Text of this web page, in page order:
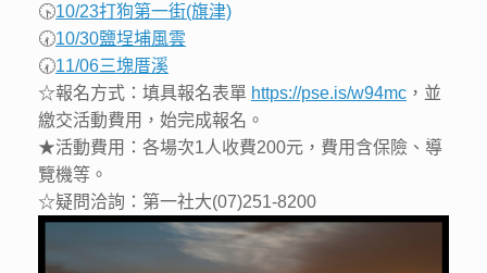
🕟10/23打狗第一街(旗津)
🕢10/30鹽埕埔風雲
🕢11/06三塊厝溪
☆報名方式：填具報名表單 https://pse.is/w94mc ，並
繳交活動費用，始完成報名。
★活動費用：各場次1人收費200元，費用含保險、導
覽機等。
☆疑問洽詢：第一社大(07)251-8200